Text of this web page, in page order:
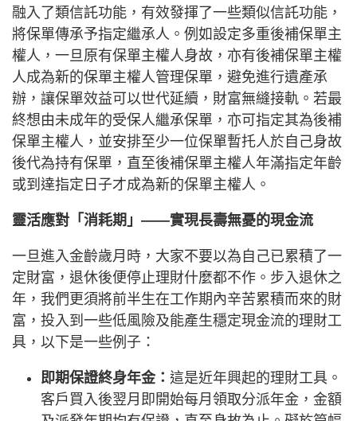
融入了類信託功能，有效發揮了一些類似信託功能，
將保單傳承予指定繼承人。例如設定多重後補保單主
權人，一旦原有保單主權人身故，亦有後補保單主權
人成為新的保單主權人管理保單，避免進行遺產承
辦，讓保單效益可以世代延續，財富無縫接軌。若最
終想由未成年的受保人繼承保單，亦可指定其為後補
保單主權人，並安排至少一位保單暫托人於自己身故
後代為持有保單，直至後補保單主權人年滿指定年齡
或到達指定日子才成為新的保單主權人。
靈活應對「消耗期」——實現長壽無憂的現金流
一旦進入金齡歲月時，大家不要以為自己已累積了一
定財富，退休後便停止理財什麼都不作。步入退休之
年，我們更須將前半生在工作期內辛苦累積而來的財
富，投入到一些低風險及能產生穩定現金流的理財工
具，以下是一些例子：
即期保證終身年金： 這是近年興起的理財工具。
客戶買入後翌月即開始每月領取分派年金，金額